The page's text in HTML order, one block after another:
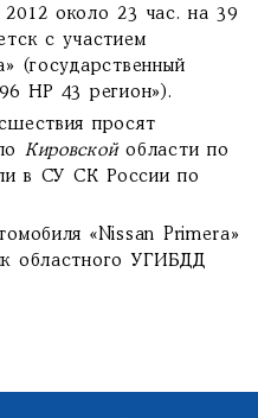
около 23 час. на 39
с участием
(государственный
НР 43 регион»).
просят
Кировскойобласти по
в СУ СК России по
«Nissan Primera»
областного УГИБДД